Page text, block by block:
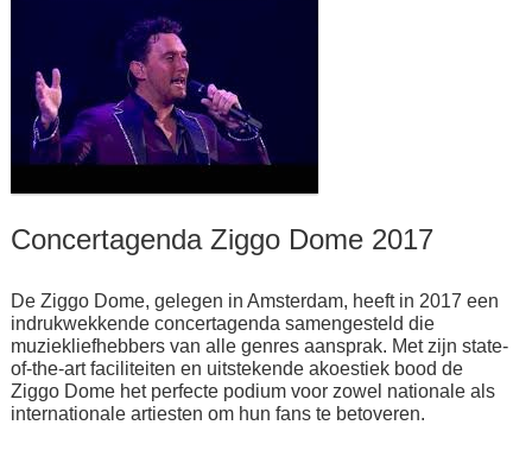
Concertagenda Ziggo Dome 2017
De Ziggo Dome, gelegen in Amsterdam, heeft in 2017 een
indrukwekkende concertagenda samengesteld die
muziekliefhebbers van alle genres aansprak. Met zijn state-
of-the-art faciliteiten en uitstekende akoestiek bood de
Ziggo Dome het perfecte podium voor zowel nationale als
internationale artiesten om hun fans te betoveren.